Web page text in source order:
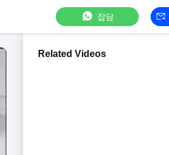
잡담
Related Videos